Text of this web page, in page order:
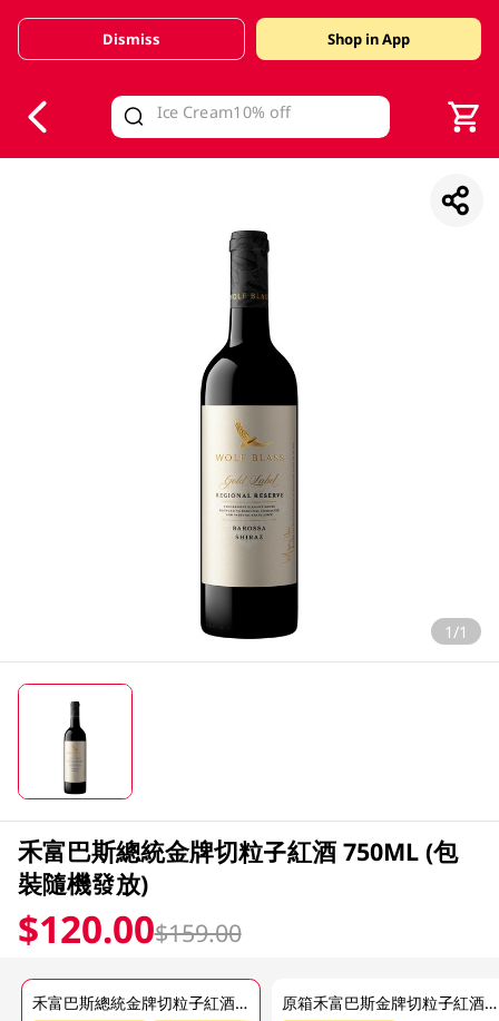
Valid Until 30 June 2026
Dismiss Shop in App
1/1
禾富巴斯總統金牌切粒子紅酒 750ML (包
裝隨機發放)
$120.00$159.00
禾富巴斯總統金牌切粒子紅酒 750ML (包裝隨機發放) 原箱禾富巴斯金牌切粒子紅酒 6 X 750ML